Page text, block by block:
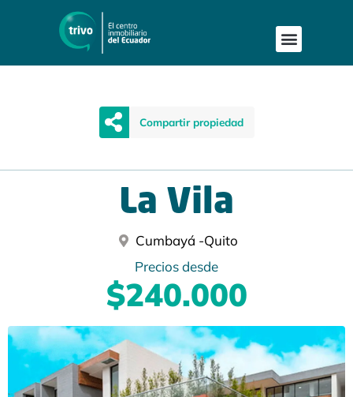
Compartir propiedad
La Vila
Cumbayá -Quito
Precios desde
$240.000